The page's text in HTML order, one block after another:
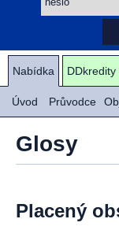
Nabídka DDkredity
Úvod Průvodce
Glosy
Placený